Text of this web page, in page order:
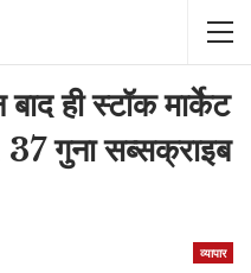
ही स्टॉक मार्केट
37 गुना सब्सक्राइब
व्यापार